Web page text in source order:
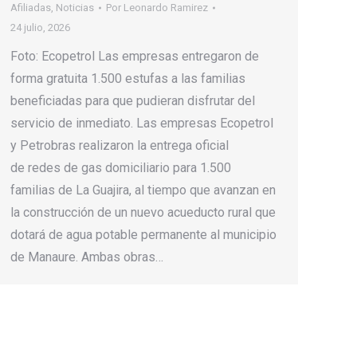
Afiliadas, Noticias Por Leonardo Ramirez
24 julio, 2026
Foto: Ecopetrol Las empresas entregaron de
forma gratuita 1.500 estufas a las familias
beneficiadas para que pudieran disfrutar del
servicio de inmediato. Las empresas Ecopetrol
y Petrobras realizaron la entrega oficial
de redes de gas domiciliario para 1.500
familias de La Guajira, al tiempo que avanzan en
la construcción de un nuevo acueducto rural que
dotará de agua potable permanente al municipio
de Manaure. Ambas obras…